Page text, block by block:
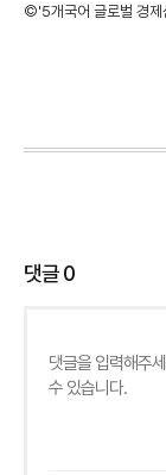
©'5개국어 글로벌 경제
댓글0